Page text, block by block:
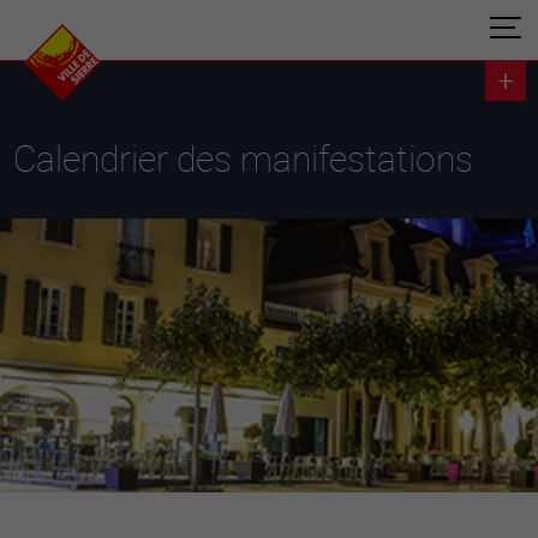
Calendrier des manifestations